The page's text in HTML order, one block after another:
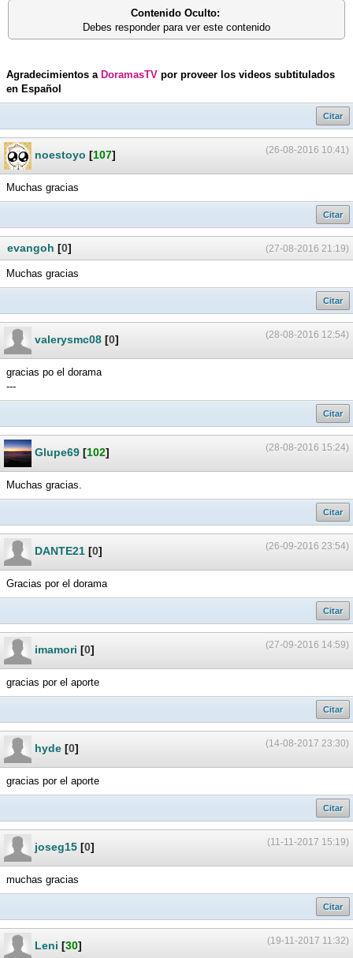
Contenido Oculto:
Debes responder para ver este contenido
Agradecimientos a DoramasTV por proveer los videos subtitulados
en Español
Citar
(26-08-2016 10:41)
noestoyo [107]
Muchas gracias
Citar
(27-08-2016 21:19)
evangoh [0]
Muchas gracias
Citar
(28-08-2016 12:54)
valerysmc08 [0]
gracias po el dorama
---
Citar
(28-08-2016 15:24)
Glupe69 [102]
Muchas gracias.
Citar
(26-09-2016 23:54)
DANTE21 [0]
Gracias por el dorama
Citar
(27-09-2016 14:59)
imamori [0]
gracias por el aporte
Citar
(14-08-2017 23:30)
hyde [0]
gracias por el aporte
Citar
(11-11-2017 15:19)
joseg15 [0]
muchas gracias
Citar
(19-11-2017 11:32)
Leni [30]